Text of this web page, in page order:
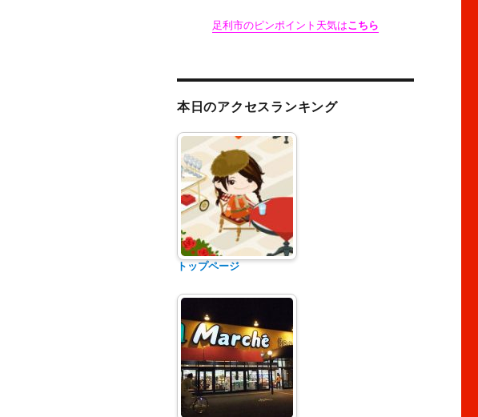
足利市のピンポイント天気はこちら
本日のアクセスランキング
トップページ